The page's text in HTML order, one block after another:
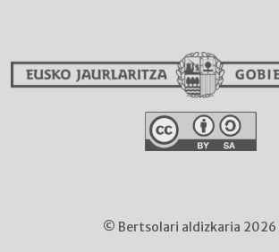
© Bertsolari aldizkaria 2026